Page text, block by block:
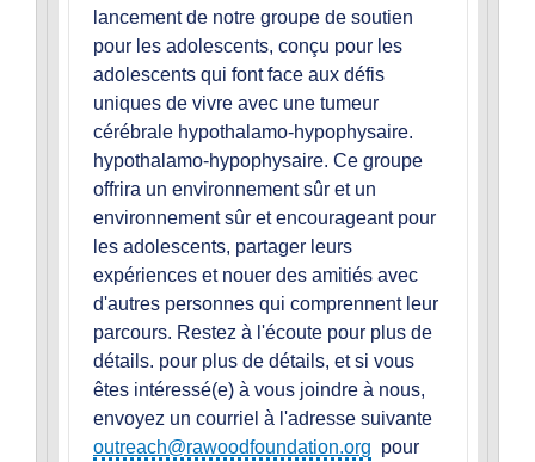
lancement de notre groupe de soutien
pour les adolescents, conçu pour les
adolescents qui font face aux défis
uniques de vivre avec une tumeur
cérébrale hypothalamo-hypophysaire.
hypothalamo-hypophysaire. Ce groupe
offrira un environnement sûr et un
environnement sûr et encourageant pour
les adolescents, partager leurs
expériences et nouer des amitiés avec
d'autres personnes qui comprennent leur
parcours. Restez à l'écoute pour plus de
détails. pour plus de détails, et si vous
êtes intéressé(e) à vous joindre à nous,
envoyez un courriel à l'adresse suivante
outreach@rawoodfoundation.org pour